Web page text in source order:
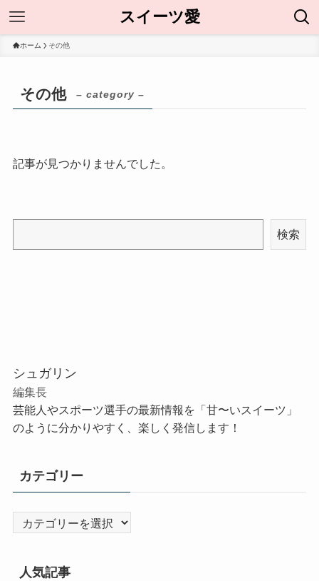
スイーツ愛
ホーム その他
その他 – category –
記事が見つかりませんでした。
検索
シュガリン
編集長
芸能人やスポーツ選手の最新情報を「甘〜いスイーツ」
のように分かりやすく、楽しく発信します！
カテゴリー
テ
リ人気記事